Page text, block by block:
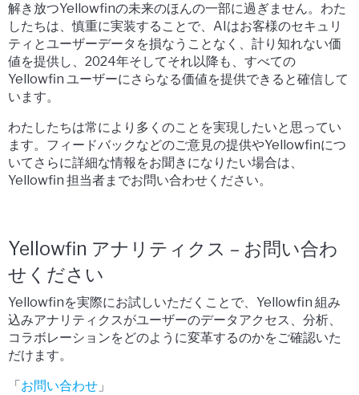
解き放つYellowfinの未来のほんの一部に過ぎません。わた
したちは、慎重に実装することで、AIはお客様のセキュリ
ティとユーザーデータを損なうことなく、計り知れない価
値を提供し、2024年そしてそれ以降も、すべての
Yellowfin ユーザーにさらなる価値を提供できると確信して
います。
わたしたちは常により多くのことを実現したいと思ってい
ます。フィードバックなどのご意見の提供やYellowfinにつ
いてさらに詳細な情報をお聞きになりたい場合は、
Yellowfin 担当者までお問い合わせください。
Yellowfin アナリティクス – お問い合わ
せください
Yellowfinを実際にお試しいただくことで、Yellowfin 組み
込みアナリティクスがユーザーのデータアクセス、分析、
コラボレーションをどのように変革するのかをご確認いた
だけます。
「 お問い合わせ 」